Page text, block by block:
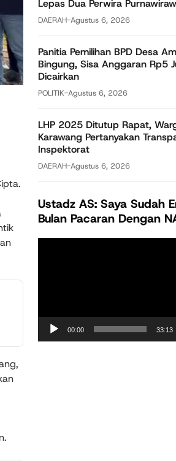
Lepas Dua Perwira
DAERAH-Agustus 6, 2026
Panitia Pemilihan BPD Desa
Bingung, Sisa Anggaran Rp5
Dicairkan
POLITIK-Agustus 6, 2026
LHP 2025 Ditutup Rapat,
Karawang Pertanyakan
Inspektorat
DAERAH-Agustus 6, 2026
Ustadz AS: Saya Sudah
Bulan Pacaran Dengan
00:00 33:13